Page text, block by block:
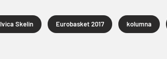
Ivica Skelin Eurobasket 2017 kolumna